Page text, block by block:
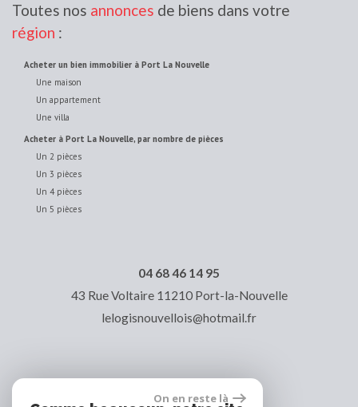
Toutes nos annonces de biens dans votre
région :
acheter un bien immobilier à Port La Nouvelle
Une maison
Un appartement
Une villa
acheter à Port La Nouvelle, par nombre de pièces
Un 2 pièces
Un 3 pièces
Un 4 pièces
Un 5 pièces
04 68 46 14 95
43 Rue Voltaire 11210 Port-la-Nouvelle
lelogisnouvellois@hotmail.fr
On en reste là